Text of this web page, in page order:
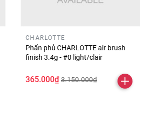
CHARLOTTE
Phấn phủ CHARLOTTE air brush
finish 3.4g - #0 light/clair
365.000₫ 3.150.000₫